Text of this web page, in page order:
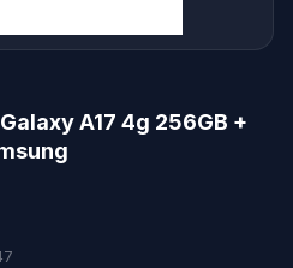
A17 4g 256GB +